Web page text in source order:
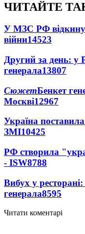
ЧИТАЙТЕ
У МЗС РФ
війни14523
Другий за день: у
генерала13807
СюжетБенкет
Москві12967
Україна
ЗМІ10425
РФ створила
- ISW8788
Вибух у
генерала8595
Читати коментарі